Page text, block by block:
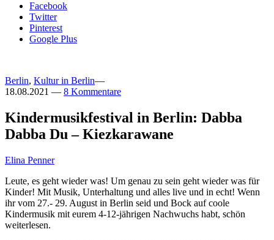
Facebook
Twitter
Pinterest
Google Plus
Berlin, Kultur in Berlin—
18.08.2021 — 8 Kommentare
Kindermusikfestival in Berlin: Dabba
Dabba Du – Kiezkarawane
Elina Penner
Leute, es geht wieder was! Um genau zu sein geht wieder was für
Kinder! Mit Musik, Unterhaltung und alles live und in echt! Wenn
ihr vom 27.- 29. August in Berlin seid und Bock auf coole
Kindermusik mit eurem 4-12-jährigen Nachwuchs habt, schön
weiterlesen.